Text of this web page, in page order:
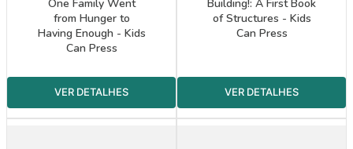
One Family Went
from Hunger to
Having Enough - Kids
Can Press
Building!: A First Book
of Structures - Kids
Can Press